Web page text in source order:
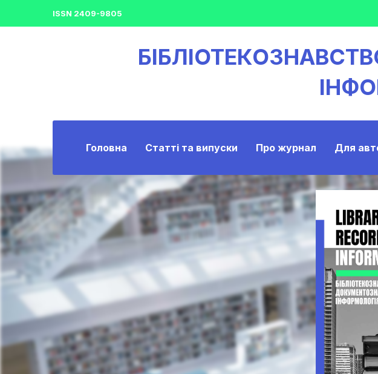
ISSN 2409-9805
Головна Статті та випуски Про журнал Для